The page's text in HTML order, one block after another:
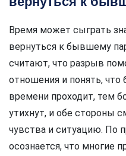
Время может сыграть
вернуться к бывшему
считают, что разрыв
отношения и понять,
времени проходит, тем
утихнут, и обе стороны
чувства и ситуацию. По
осознается, что многие